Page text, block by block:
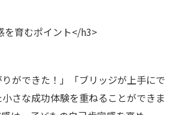
を育むポイント</h3>
ができた！」「ブリッジが上手にで
さな成功体験を重ねることができま